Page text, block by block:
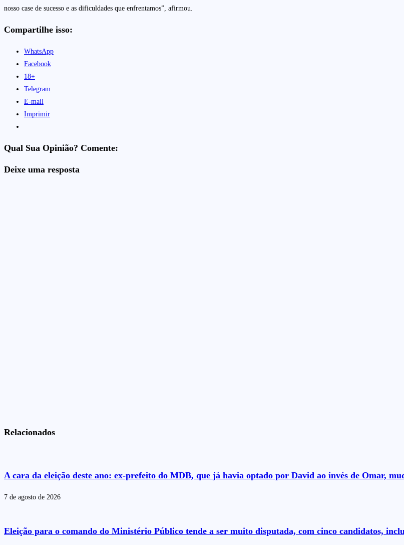
nosso case de sucesso e as dificuldades que enfrentamos”, afirmou.
Compartilhe isso:
WhatsApp
Facebook
18+
Telegram
E-mail
Imprimir
Qual Sua Opinião? Comente:
Deixe uma resposta
Relacionados
A cara da eleição deste ano: ex-prefeito do MDB, que já havia optado por David ao invés de Omar,
7 de agosto de 2026
Eleição para o comando do Ministério Público tende a ser muito disputada, com cinco candidatos,